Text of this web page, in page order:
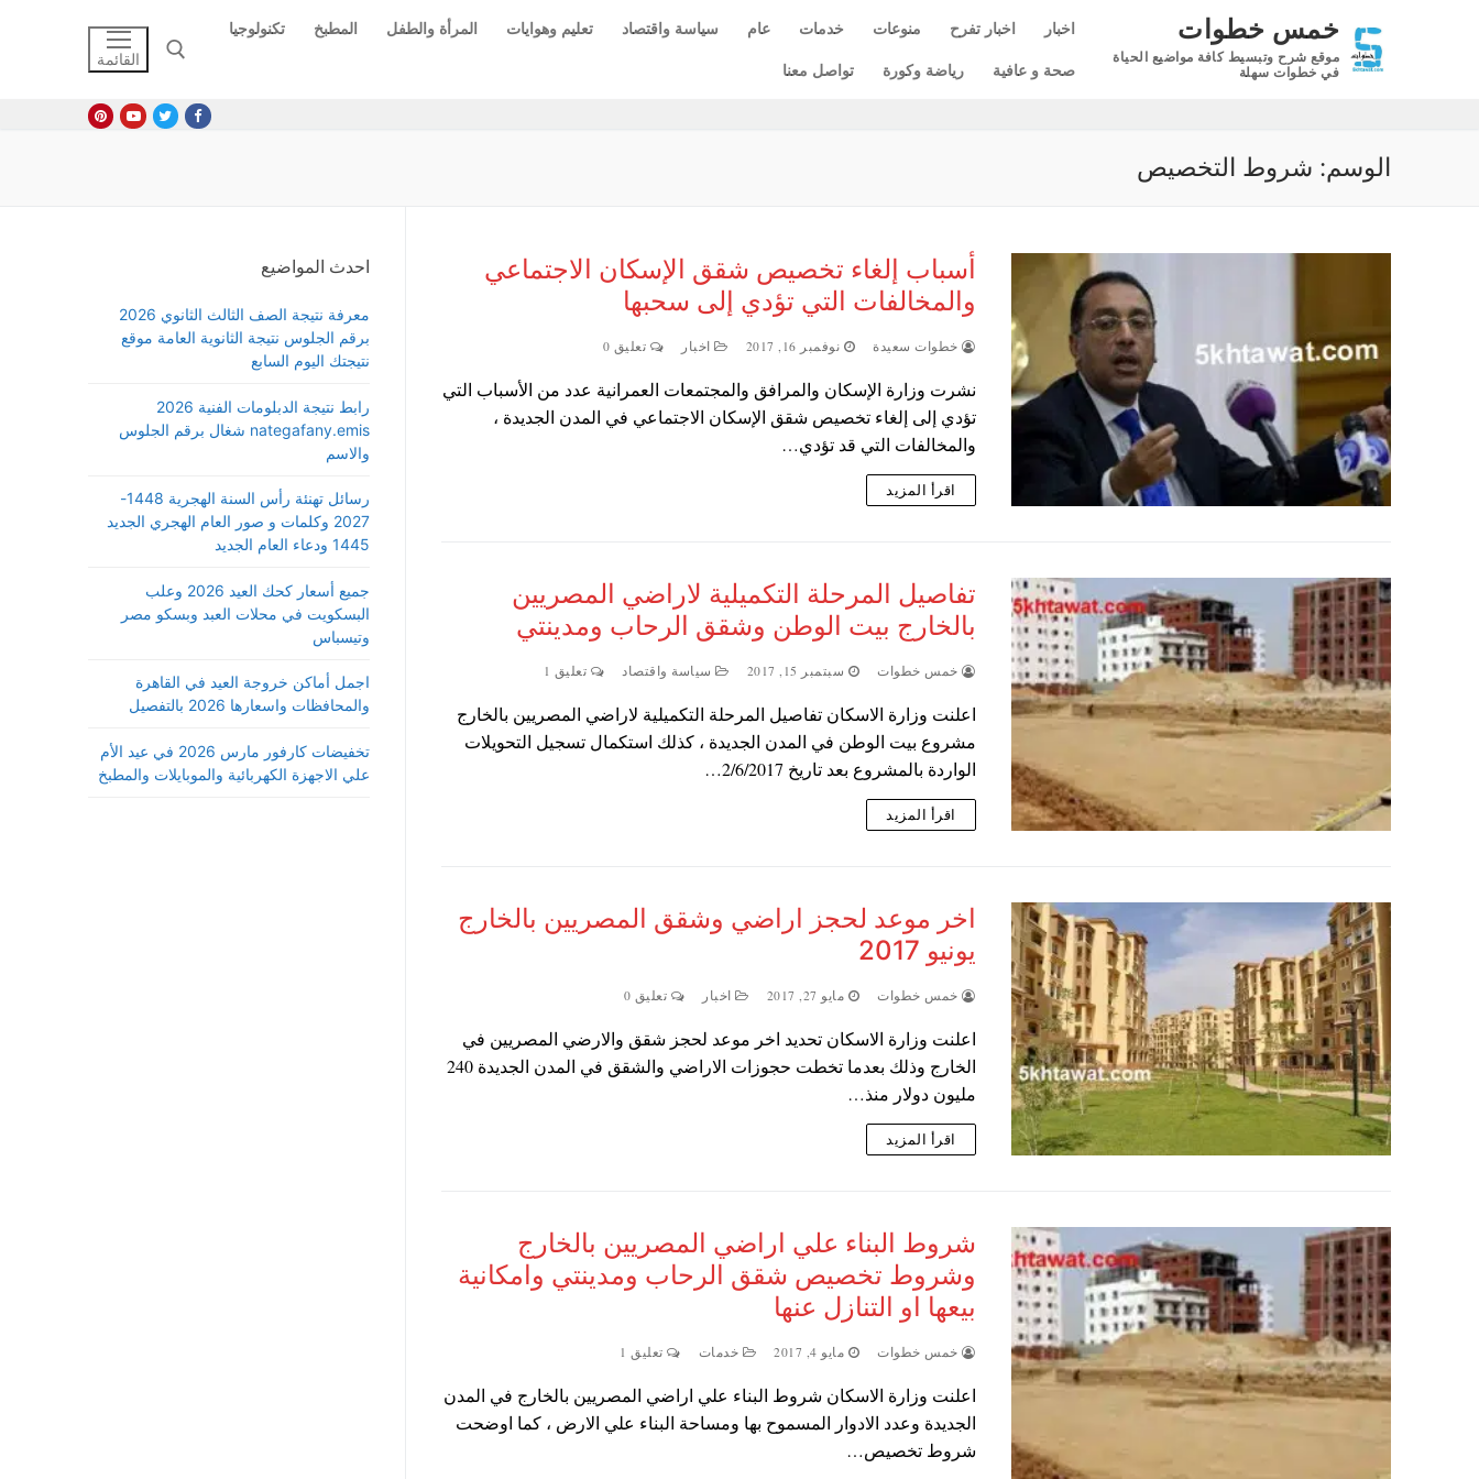
خمس خطوات
موقع شرح وتبسيط كافة مواضيع الحياة
في خطوات سهلة
اخبار اخبار تفرح منوعات خدمات عام سياسة واقتصاد تعليم وهوايات المرأة والطفل المطبخ
تكنولوجيا
صحة و عافية
رياضة وكورة تواصل معنا القائمة
الوسم: شروط التخصيص
أسباب إلغاء تخصيص شقق الإسكان الاجتماعي
والمخالفات التي تؤدي إلى سحبها
خطوات سعيدة نوفمبر 16, 2017 اخبار تعليق 0
نشرت وزارة الإسكان والمرافق والمجتمعات العمرانية عدد من الأسباب التي
تؤدي إلى إلغاء تخصيص شقق الإسكان الاجتماعي في المدن الجديدة ،
والمخالفات التي قد تؤدي…
اقرأ المزيد
تفاصيل المرحلة التكميلية لاراضي المصريين
بالخارج بيت الوطن وشقق الرحاب ومدينتي
خمس خطوات سبتمبر 15, 2017 سياسة واقتصاد تعليق 1
اعلنت وزارة الاسكان تفاصيل المرحلة التكميلية لاراضي المصريين بالخارج
مشروع بيت الوطن في المدن الجديدة ، كذلك استكمال تسجيل التحويلات
الواردة بالمشروع بعد تاريخ 2/6/2017…
اقرأ المزيد
اخر موعد لحجز اراضي وشقق المصريين بالخارج
يونيو 2017
خمس خطوات مايو 27, 2017 اخبار تعليق 0
اعلنت وزارة الاسكان تحديد اخر موعد لحجز شقق والارضي المصريين في
الخارج وذلك بعدما تخطت حجوزات الاراضي والشقق في المدن الجديدة 240
مليون دولار منذ…
اقرأ المزيد
شروط البناء علي اراضي المصريين بالخارج
وشروط تخصيص شقق الرحاب ومدينتي وامكانية
بيعها او التنازل عنها
خمس خطوات مايو 4, 2017 خدمات تعليق 1
اعلنت وزارة الاسكان شروط البناء علي اراضي المصريين بالخارج في المدن
الجديدة وعدد الادوار المسموح بها ومساحة البناء علي الارض ، كما اوضحت
شروط تخصيص…
احدث المواضيع
معرفة نتيجة الصف الثالث الثانوي 2026
برقم الجلوس نتيجة الثانوية العامة موقع
نتيجتك اليوم السابع
رابط نتيجة الدبلومات الفنية 2026
nategafany.emis شغال برقم الجلوس
والاسم
رسائل تهنئة رأس السنة الهجرية 1448-
2027 وكلمات و صور العام الهجري الجديد
1445 ودعاء العام الجديد
جميع أسعار كحك العيد 2026 وعلب
البسكويت في محلات العبد وبسكو مصر
وتيسباس
اجمل أماكن خروجة العيد في القاهرة
والمحافظات واسعارها 2026 بالتفصيل
تخفيضات كارفور مارس 2026 في عيد الأم
علي الاجهزة الكهربائية والموبايلات والمطبخ